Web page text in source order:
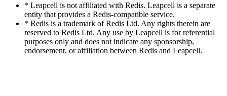
* Leapcell is not affiliated with Redis. Leapcell is a separate
entity that provides a Redis-compatible service.
* Redis is a trademark of Redis Ltd. Any rights therein are
reserved to Redis Ltd. Any use by Leapcell is for referential
purposes only and does not indicate any sponsorship,
endorsement, or affiliation between Redis and Leapcell.